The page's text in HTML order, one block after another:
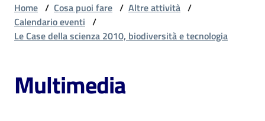
Cosa
Home / Cosa puoi fare / Altre attività /
Calendario eventi /
Le Case della scienza 2010, biodiversità e tecnologia
Multimedia